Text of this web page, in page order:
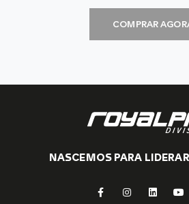
COMPRAR
NASCEMOS PARA